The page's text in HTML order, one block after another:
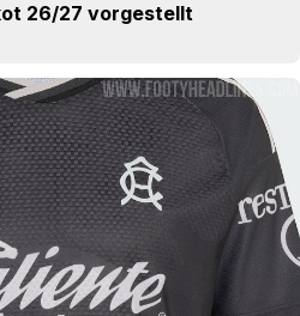
26/27 vorgestellt